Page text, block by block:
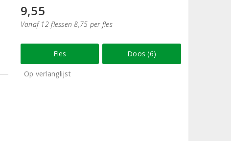
9,55
Vanaf 12 flessen 8,75 per fles
Fles Doos (6)
Op verlanglijst